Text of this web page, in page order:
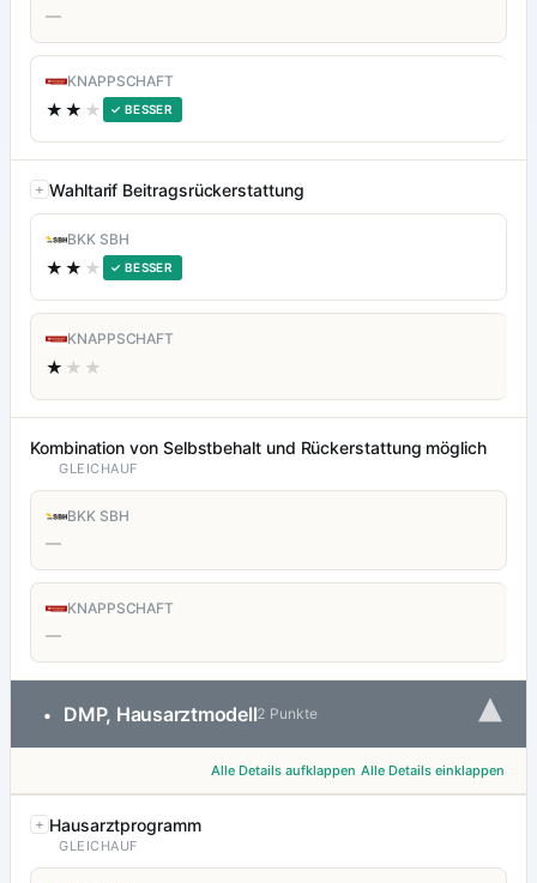
—
KNAPPSCHAFT
★★ ★ ✓ BESSER
Wahltarif Beitragsrückerstattung
BKK SBH
★★ ★ ✓ BESSER
KNAPPSCHAFT
★ ★★
Kombination von Selbstbehalt und Rückerstattung möglich
GLEICHAUF
BKK SBH
—
KNAPPSCHAFT
—
• DMP, Hausarztmodell2 Punkte ▾
Alle Details aufklappen Alle Details einklappen
Hausarztprogramm
GLEICHAUF